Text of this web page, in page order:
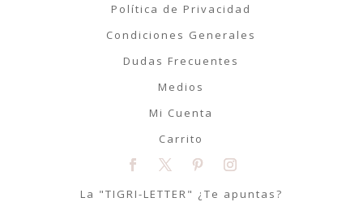
Política de Privacidad
Condiciones Generales
Dudas Frecuentes
Medios
Mi Cuenta
Carrito
La "TIGRI-LETTER" ¿Te apuntas?